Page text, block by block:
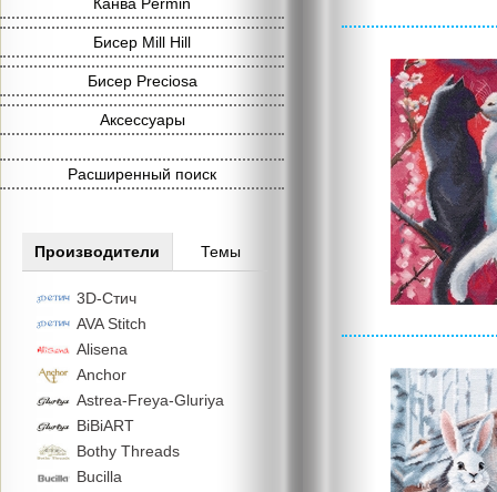
Бисер Mill Hill
Бисер Preciosa
Аксессуары
Расширенный поиск
Производители Темы
3D-Стич
AVA Stitch
Alisena
Anchor
Astrea-Freya-Gluriya
BiBiART
Bothy Threads
Bucilla